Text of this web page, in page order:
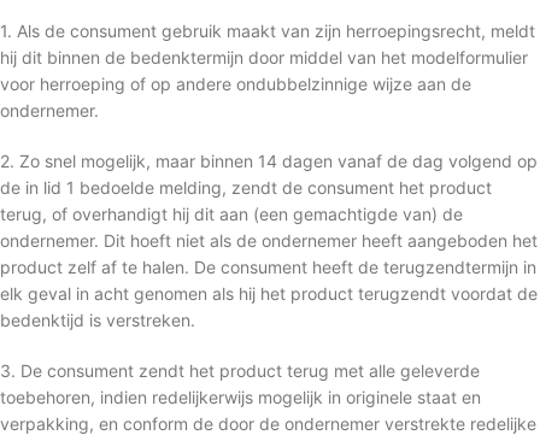
1. Als de consument gebruik maakt van zijn herroepingsrecht, meldt
hij dit binnen de bedenktermijn door middel van het modelformulier
voor herroeping of op andere ondubbelzinnige wijze aan de
ondernemer.
2. Zo snel mogelijk, maar binnen 14 dagen vanaf de dag volgend op
de in lid 1 bedoelde melding, zendt de consument het product
terug, of overhandigt hij dit aan (een gemachtigde van) de
ondernemer. Dit hoeft niet als de ondernemer heeft aangeboden het
product zelf af te halen. De consument heeft de terugzendtermijn in
elk geval in acht genomen als hij het product terugzendt voordat de
bedenktijd is verstreken.
3. De consument zendt het product terug met alle geleverde
toebehoren, indien redelijkerwijs mogelijk in originele staat en
verpakking, en conform de door de ondernemer verstrekte redelijke